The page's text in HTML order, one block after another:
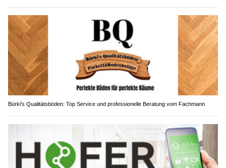
Bürki's Qualitätsböden: Top Service und professionelle Beratung vom Fachmann